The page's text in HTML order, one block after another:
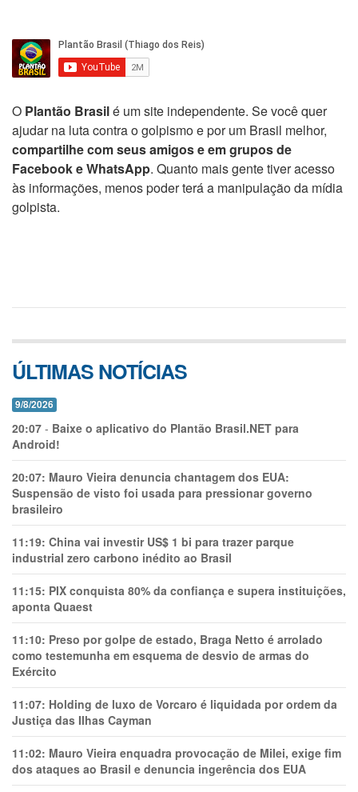
O Plantão Brasilé um site independente. Se você quer
ajudar na luta contra o golpismo e por um Brasil melhor,
compartilhe com seus amigos e em grupos de
Facebook e WhatsApp. Quanto mais gente tiver acesso
às informações, menos poder terá a manipulação da mídia
golpista.
ÚLTIMAS NOTÍCIAS
9/8/2026
20:07 - Baixe o aplicativo do Plantão Brasil.NET para
Android!
20:07: Mauro Vieira denuncia chantagem dos EUA:
Suspensão de visto foi usada para pressionar governo
brasileiro
11:19: China vai investir US$ 1 bi para trazer parque
industrial zero carbono inédito ao Brasil
11:15: PIX conquista 80% da confiança e supera instituições,
aponta Quaest
11:10: Preso por golpe de estado, Braga Netto é arrolado
como testemunha em esquema de desvio de armas do
Exército
11:07: Holding de luxo de Vorcaro é liquidada por ordem da
Justiça das Ilhas Cayman
11:02: Mauro Vieira enquadra provocação de Milei, exige fim
dos ataques ao Brasil e denuncia ingerência dos EUA